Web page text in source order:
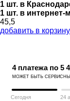
1 шт. в
1 шт. в интернет-
45,5
добавить в корзину
4 платежа по 5
МОЖЕТ БЫТЬ
Сегодня 24